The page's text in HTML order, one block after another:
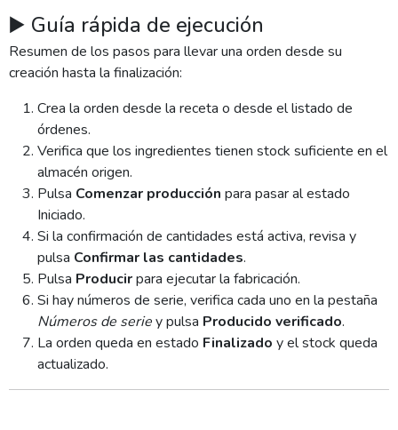
▶️ Guía rápida de ejecución
Resumen de los pasos para llevar una orden desde su
creación hasta la finalización:
Crea la orden desde la receta o desde el listado de
órdenes.
Verifica que los ingredientes tienen stock suficiente en el
almacén origen.
Pulsa Comenzar producción para pasar al estado
Iniciado.
Si la confirmación de cantidades está activa, revisa y
pulsa Confirmar las cantidades.
Pulsa Producirpara ejecutar la fabricación.
Si hay números de serie, verifica cada uno en la pestaña
Números de seriey pulsa Producido verificado.
La orden queda en estado Finalizado y el stock queda
actualizado.